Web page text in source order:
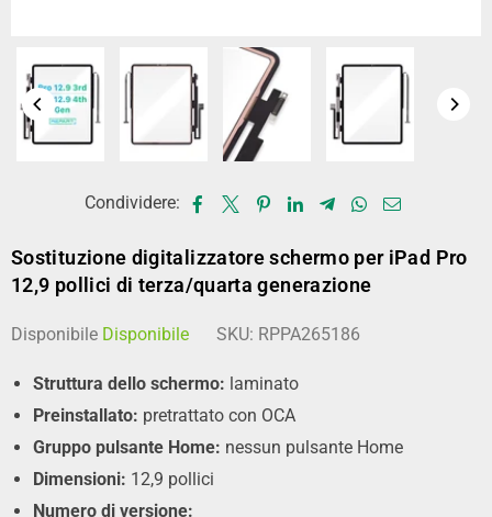
Condividere:
Sostituzione digitalizzatore schermo per iPad Pro
12,9 pollici di terza/quarta generazione
Disponibile Disponibile SKU: RPPA265186
Struttura dello schermo: laminato
Preinstallato: pretrattato con OCA
Gruppo pulsante Home: nessun pulsante Home
Dimensioni: 12,9 pollici
Numero di versione: